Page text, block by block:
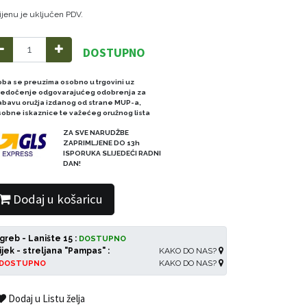
je uključen PDV.
DOSTUPNO
se preuzima osobno u trgovini uz
odgovarajućeg odobrenja za
oružja izdanog od strane MUP-a,
iskaznice te važećeg oružnog lista
ZA SVE NARUDŽBE
ZAPRIMLJENE DO 13h
ISPORUKA SLIJEDEĆI RADNI
DAN!
Dodaj u košaricu
- Lanište 15 : DOSTUPNO
KAKO DO NAS?
- streljana "Pampas" :
KAKO DO NAS?
Dodaj u Listu želja